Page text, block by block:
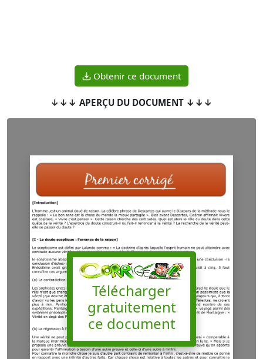
Obtenir ce document
↓↓↓ APERÇU DU DOCUMENT ↓↓↓
Télécharger
gratuitement
ce document